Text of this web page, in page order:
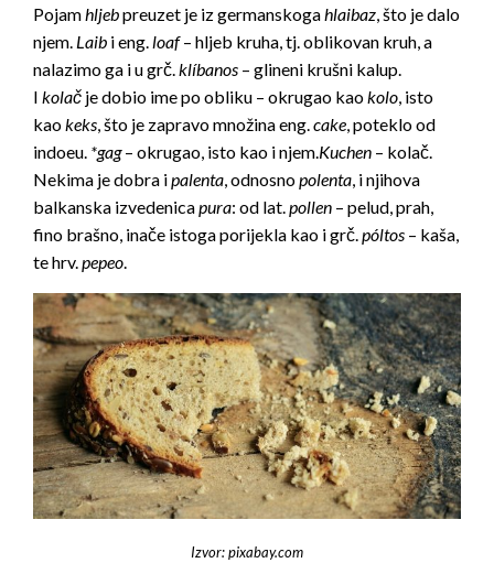
Pojamhljebpreuzet je iz germanskogahlaibaz, što je dalo
njem. Laib i eng.loaf– hljeb kruha, tj. oblikovan kruh, a
nalazimo ga i u grč.klíbanos – glineni krušni kalup.
I kolač je dobio ime po obliku – okrugao kaokolo, isto
kaokeks, što je zapravo množina eng.cake, poteklo od
indoeu. *gag– okrugao, isto kao i njem.Kuchen – kolač.
Nekima je dobra ipalenta, odnosnopolenta, i njihova
balkanska izvedenicapura: od lat.pollen – pelud, prah,
fino brašno, inače istoga porijekla kao i grč.póltos – kaša,
te hrv.pepeo.
Izvor: pixabay.com